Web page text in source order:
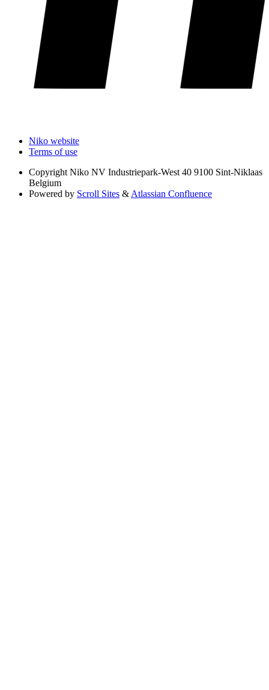
Niko website
Terms of use
Copyright Niko NV Industriepark-West 40 9100 Sint-Niklaas
Belgium
Powered by Scroll Sites & Atlassian Confluence